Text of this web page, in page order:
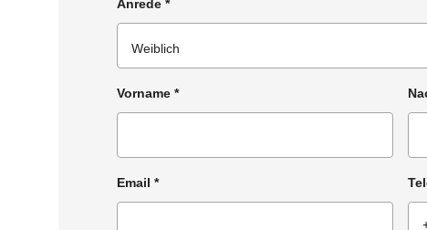
Anrede *
Vorname *
Email *